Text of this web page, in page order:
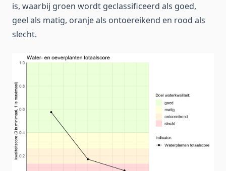
is, waarbij groen wordt geclassificeerd als goed,
geel als matig, oranje als ontoereikend en rood als
slecht.